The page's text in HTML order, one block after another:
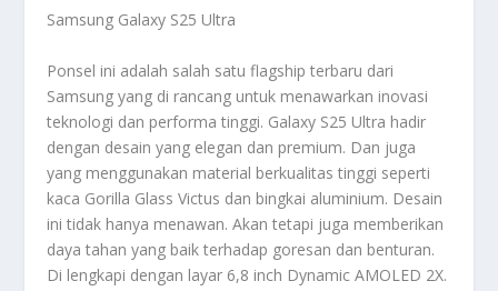
Samsung Galaxy S25 Ultra
Ponsel ini adalah salah satu flagship terbaru dari
Samsung yang di rancang untuk menawarkan inovasi
teknologi dan performa tinggi. Galaxy S25 Ultra hadir
dengan desain yang elegan dan premium. Dan juga
yang menggunakan material berkualitas tinggi seperti
kaca Gorilla Glass Victus dan bingkai aluminium. Desain
ini tidak hanya menawan. Akan tetapi juga memberikan
daya tahan yang baik terhadap goresan dan benturan.
Di lengkapi dengan layar 6,8 inch Dynamic AMOLED 2X.